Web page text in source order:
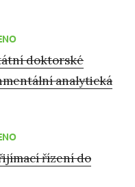
doktorské
analytická
řízení do